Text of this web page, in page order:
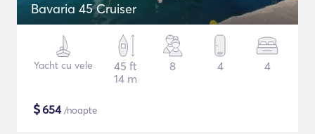
Bavaria 45 Cruiser
Yacht cu vele
45 ft
14 m
8 4 4
$654/noapte